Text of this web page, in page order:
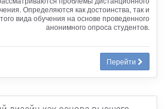
Определяются как достоинства, так и
вида обучения на основе проведенного
анонимного опроса студентов.
Перейти